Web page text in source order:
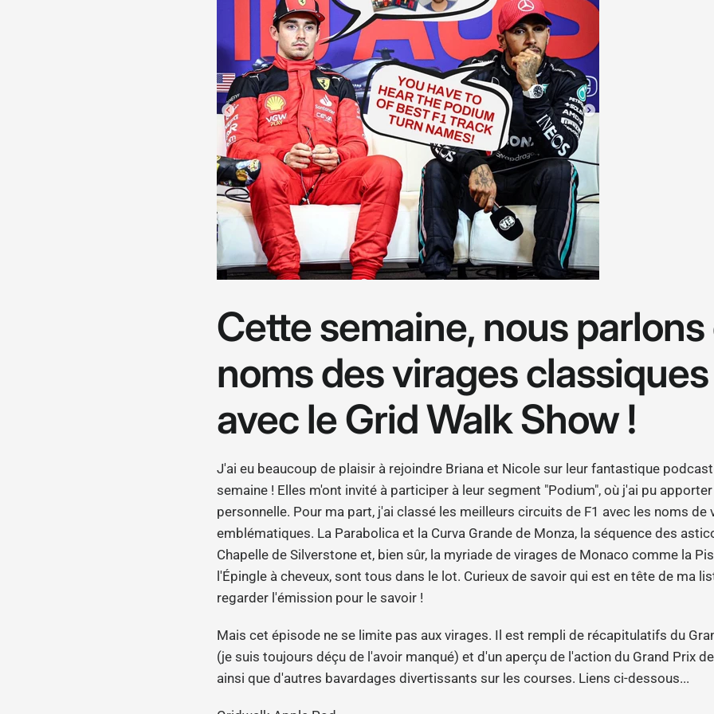
Cette semaine, nous parlons
noms des virages classiques
avec le Grid Walk Show !
J'ai eu beaucoup de plaisir à rejoindre Briana et Nicole sur leur fantastique
semaine ! Elles m'ont invité à participer à leur segment "Podium", où j'ai pu
personnelle. Pour ma part, j'ai classé les meilleurs circuits de F1 avec les noms de
emblématiques. La Parabolica et la Curva Grande de Monza, la séquence des
Chapelle de Silverstone et, bien sûr, la myriade de virages de Monaco comme la
l'Épingle à cheveux, sont tous dans le lot. Curieux de savoir qui est en tête de ma
regarder l'émission pour le savoir !
Mais cet épisode ne se limite pas aux virages. Il est rempli de récapitulatifs du
(je suis toujours déçu de l'avoir manqué) et d'un aperçu de l'action du Grand Prix
ainsi que d'autres bavardages divertissants sur les courses. Liens ci-dessous...